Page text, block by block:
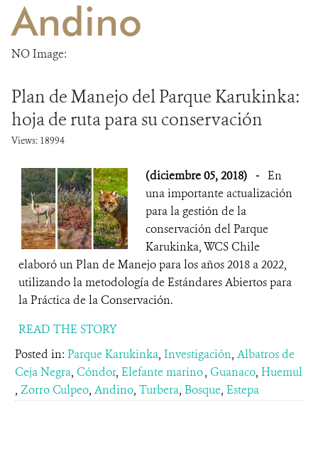
Andino
NO Image:
Plan de Manejo del Parque Karukinka:
hoja de ruta para su conservación
Views: 18994
(diciembre 05, 2018) - En
una importante actualización
para la gestión de la
conservación del Parque
Karukinka, WCS Chile
elaboró un Plan de Manejo para los años 2018 a 2022,
utilizando la metodología de Estándares Abiertos para
la Práctica de la Conservación.
READ THE STORY
Posted in: Parque Karukinka, Investigación, Albatros de
Ceja Negra, Cóndor, Elefante marino, Guanaco, Huemul
, Zorro Culpeo, Andino, Turbera, Bosque, Estepa